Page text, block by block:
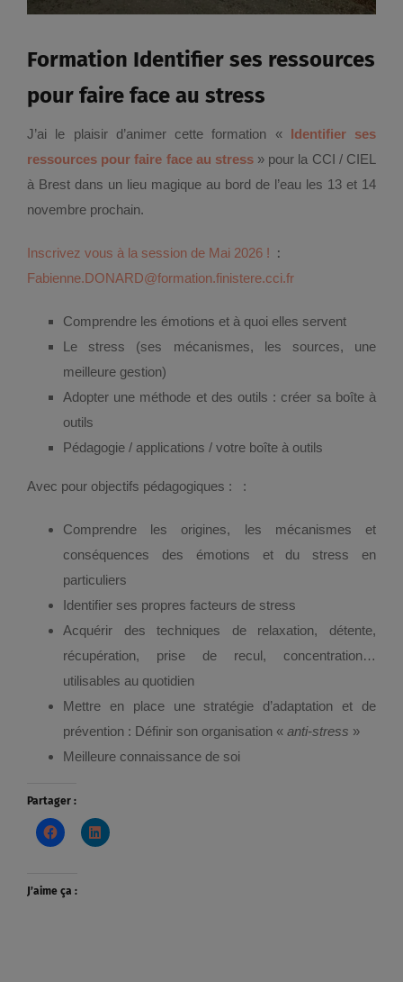
Formation Identifier ses ressources
pour faire face au stress
J’ai le plaisir d’animer cette formation « Identifier ses
ressources pour faire face au stress» pour la CCI / CIEL
à Brest dans un lieu magique au bord de l’eau les 13 et 14
novembre prochain.
Inscrivez vous à la session de Mai 2026 ! :
Fabienne.DONARD@formation.finistere.cci.fr
Comprendre les émotions et à quoi elles servent
Le stress (ses mécanismes, les sources, une
meilleure gestion)
Adopter une méthode et des outils : créer sa boîte à
outils
Pédagogie / applications / votre boîte à outils
Avec pour objectifs pédagogiques : :
Comprendre les origines, les mécanismes et
conséquences des émotions et du stress en
particuliers
Identifier ses propres facteurs de stress
Acquérir des techniques de relaxation, détente,
récupération, prise de recul, concentration…
utilisables au quotidien
Mettre en place une stratégie d’adaptation et de
prévention : Définir son organisation « anti-stress »
Meilleure connaissance de soi
Partager :
J’aime ça :